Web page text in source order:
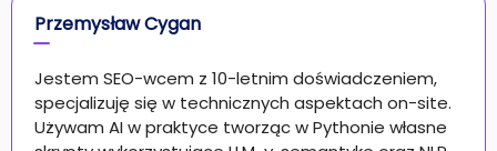
Przemysław Cygan
Jestem SEO-wcem z 10-letnim doświadczeniem,
specjalizuję się w technicznych aspektach on-site.
Używam AI w praktyce tworząc w Pythonie własne